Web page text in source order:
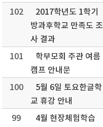
102
2017학년도 1학기
방과후학교 만족도 조
사 결과
101
학부모회 주관 여름
캠프 안내문
100
5월 6일 토요한글학
교 휴강 안내
99
4월 현장체험학습